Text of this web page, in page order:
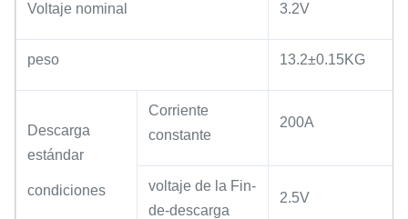
Voltaje nominal 3.2V
peso 13.2±0.15KG
Descarga
estándar
condiciones
Corriente
constante
200A
voltaje de la Fin-
de-descarga
2.5V